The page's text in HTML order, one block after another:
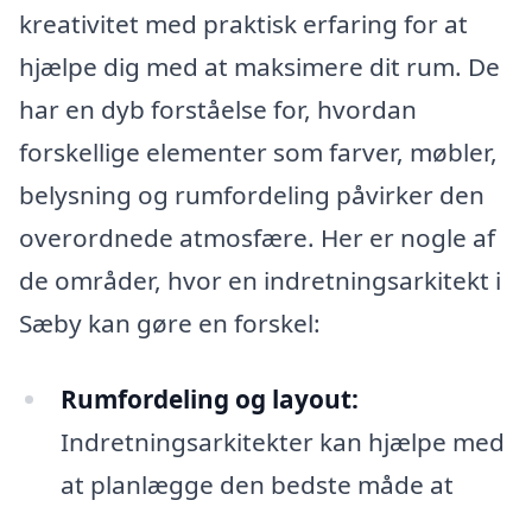
kreativitet med praktisk erfaring for at
hjælpe dig med at maksimere dit rum. De
har en dyb forståelse for, hvordan
forskellige elementer som farver, møbler,
belysning og rumfordeling påvirker den
overordnede atmosfære. Her er nogle af
de områder, hvor en indretningsarkitekt i
Sæby kan gøre en forskel:
Rumfordeling og layout:
Indretningsarkitekter kan hjælpe med
at planlægge den bedste måde at